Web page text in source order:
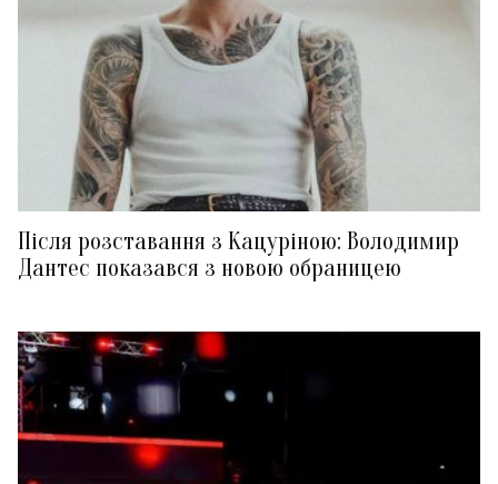
Після розставання з Кацуріною: Володимир
Дантес показався з новою обраницею